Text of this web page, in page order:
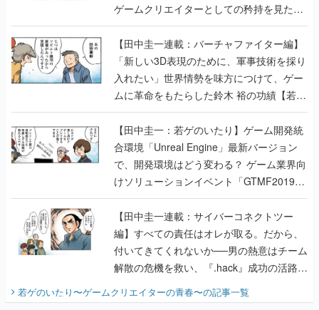
ゲームクリエイターとしての矜持を見た
【若ゲのいたり最終回】
【田中圭一連載：バーチャファイター編】
「新しい3D表現のために、軍事技術を採り
入れたい」世界情勢を味方につけて、ゲー
ムに革命をもたらした鈴木 裕の功績【若ゲ
のいたり】
【田中圭一：若ゲのいたり】ゲーム開発統
合環境「Unreal Engine」最新バージョン
で、開発環境はどう変わる？ ゲーム業界向
けソリューションイベント「GTMF2019」
に行って、より理解を深めよう【PR】
【田中圭一連載：サイバーコネクトツー
編】すべての責任はオレが取る。だから、
付いてきてくれないか──男の熱意はチーム
解散の危機を救い、『.hack』成功の活路を
開く。業界の快男児・松山 洋に流れる血は
『少年ジャンプ』色だった【若ゲのいた
若ゲのいたり〜ゲームクリエイターの青春〜の記事一覧